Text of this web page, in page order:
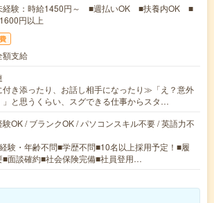
経験：時給1450円～ ■週払いOK ■扶養内OK ■
円以上
額支給
き添ったり、お話し相手になったり≫「え？意外
」と思うくらい、スグできる仕事からスタ…
OK / ブランクOK / パソコンスキル不要 / 英語力不
験・年齢不問■学歴不問■10名以上採用予定！■履
■面談確約■社会保険完備■社員登用…